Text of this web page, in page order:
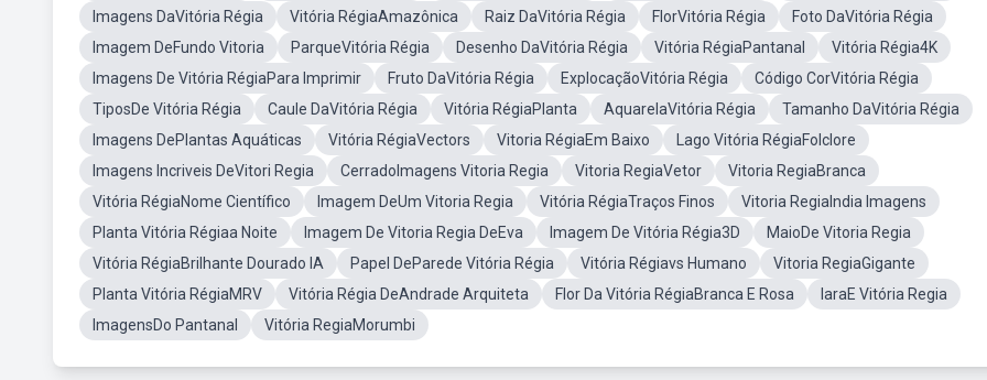
Imagens DaVitória Régia
Vitória RégiaAmazônica Raiz DaVitória Régia FlorVitória Régia
Foto DaVitória Régia
Imagem DeFundo Vitoria
ParqueVitória Régia Desenho DaVitória Régia Vitória RégiaPantanal
Vitória Régia4K
Imagens De Vitória RégiaPara Imprimir
Fruto DaVitória Régia ExplocaçãoVitória Régia
Código CorVitória Régia
TiposDe Vitória Régia
Caule DaVitória Régia Vitória RégiaPlanta AquarelaVitória Régia
Tamanho DaVitória Régia
Imagens DePlantas Aquáticas
Vitória RégiaVectors Vitoria RégiaEm Baixo
Lago Vitória RégiaFolclore
Imagens Incriveis DeVitori Regia
CerradoImagens Vitoria Regia Vitoria RegiaVetor
Vitoria RegiaBranca
Vitória RégiaNome Científico
Imagem DeUm Vitoria Regia Vitória RégiaTraços Finos
Vitoria RegiaIndia Imagens
Planta Vitória Régiaa Noite
Imagem De Vitoria Regia DeEva Imagem De Vitória Régia3D
MaioDe Vitoria Regia
Vitória RégiaBrilhante Dourado IA
Papel DeParede Vitória Régia Vitória Régiavs Humano
Vitoria RegiaGigante
Planta Vitória RégiaMRV
Vitória Régia DeAndrade Arquiteta Flor Da Vitória RégiaBranca E Rosa
IaraE Vitória Regia
ImagensDo Pantanal
Vitória RegiaMorumbi